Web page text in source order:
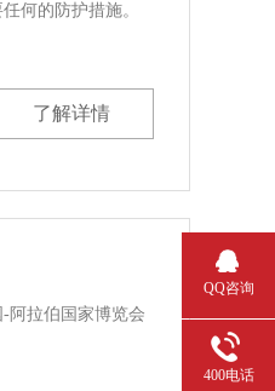
何的防护措施。
了解详情
阿拉伯国家博览会
QQ咨询
400电话